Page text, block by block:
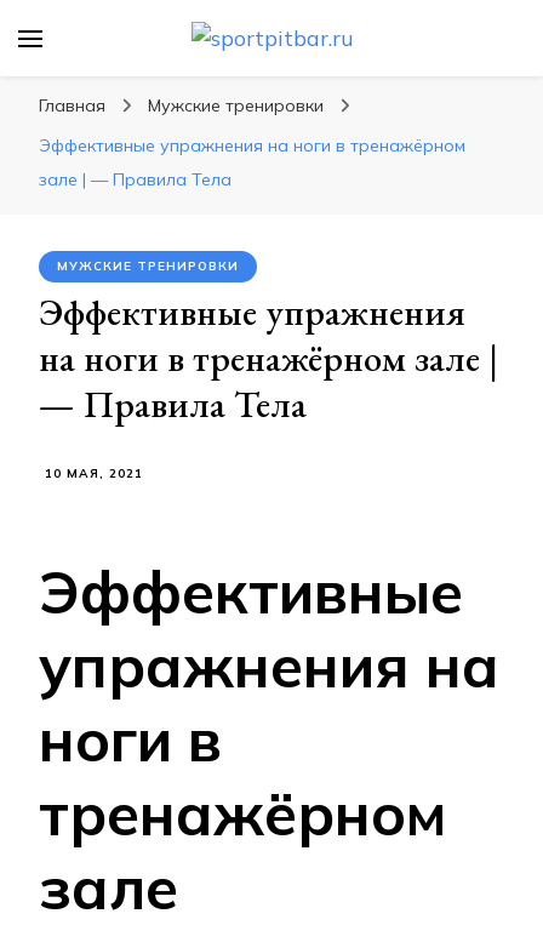
спортивных упражнения, правильные
диеты, программы тренировок
Главная
Мужские тренировки
Эффективные упражнения на ноги в тренажёрном
зале | — Правила Тела
МУЖСКИЕ ТРЕНИРОВКИ
Эффективные упражнения
на ноги в тренажёрном зале |
— Правила Тела
10 МАЯ, 2021
Эффективные
упражнения на
ноги в
тренажёрном
зале